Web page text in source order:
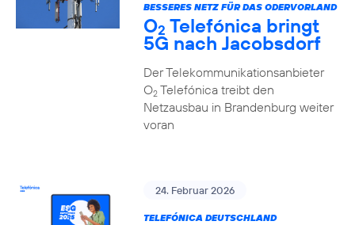
BESSERES NETZ FÜR DAS ODERVORLAND
O2 Telefónica bringt
5G nach Jacobsdorf
Der Telekommunikationsanbieter
O2Telefónica treibt den
Netzausbau in Brandenburg weiter
voran
24. Februar 2026
TELEFÓNICA DEUTSCHLAND